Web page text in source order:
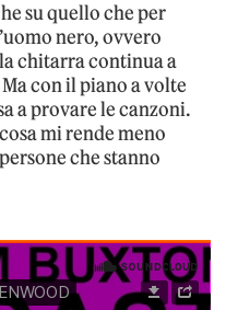
su quello che per
nero, ovvero
chitarra continua a
con il piano a volte
a provare le canzoni.
mi rende meno
che stanno